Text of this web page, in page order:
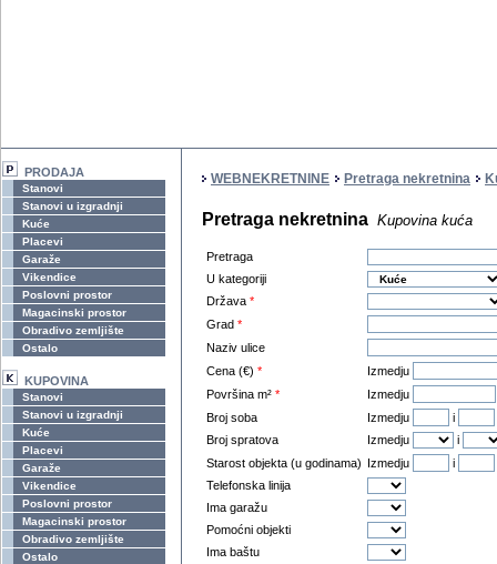
PRODAJA
Stanovi
Stanovi u izgradnji
Kuće
Placevi
Garaže
Vikendice
Poslovni prostor
Magacinski prostor
Obradivo zemljište
Ostalo
KUPOVINA
Stanovi
Stanovi u izgradnji
Kuće
Placevi
Garaže
Vikendice
Poslovni prostor
Magacinski prostor
Obradivo zemljište
Ostalo
WEBNEKRETNINE Pretraga nekretnina
Pretraga nekretnina Kupovina kuća
Pretraga
U kategoriji
Država *
Grad *
Naziv ulice
Cena (€) *
Izmedju
Površina m² * Izmedju
Broj soba
Izmedju
i
Broj spratova
Izmedju
i
Starost objekta (u godinama)
Izmedju
i
Telefonska linija
Ima garažu
Pomoćni objekti
Ima baštu